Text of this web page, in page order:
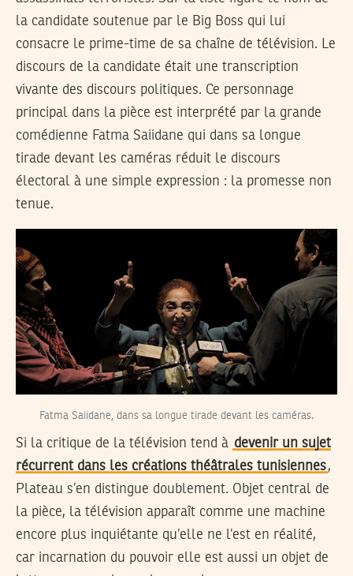
la candidate soutenue par le Big Boss qui lui
consacre le prime-time de sa chaîne de télévision. Le
discours de la candidate était une transcription
vivante des discours politiques. Ce personnage
principal dans la pièce est interprété par la grande
comédienne Fatma Saiidane qui dans sa longue
tirade devant les caméras réduit le discours
électoral à une simple expression : la promesse non
tenue.
Fatma Saiidane, dans sa longue tirade devant les caméras.
Si la critique de la télévision tend à devenir un sujet
récurrent dans les créations théâtrales tunisiennes,
Plateau s’en distingue doublement. Objet central de
la pièce, la télévision apparaît comme une machine
encore plus inquiétante qu’elle ne l’est en réalité,
car incarnation du pouvoir elle est aussi un objet de